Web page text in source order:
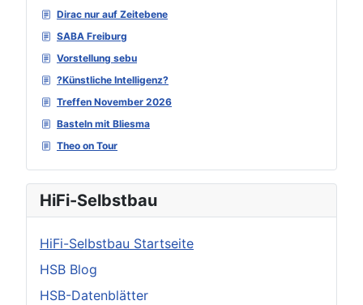
Dirac nur auf Zeitebene
SABA Freiburg
Vorstellung sebu
?Künstliche Intelligenz?
Treffen November 2026
Basteln mit Bliesma
Theo on Tour
HiFi-Selbstbau
HiFi-Selbstbau Startseite
HSB Blog
HSB-Datenblätter